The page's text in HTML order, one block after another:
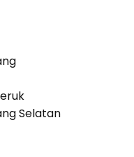
Selatan